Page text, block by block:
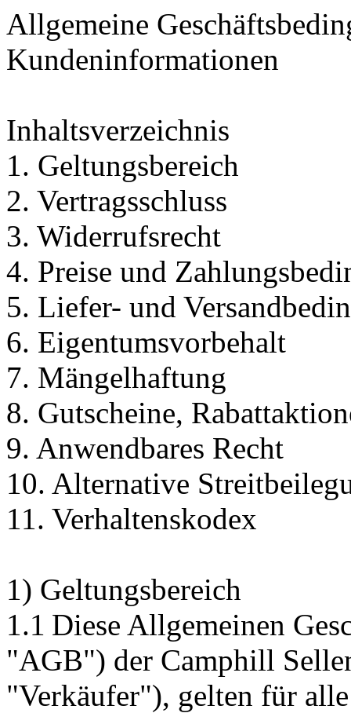
Allgemeine
Kundeninformationen
Inhaltsverzeichnis
1. Geltungsbereich
2. Vertragsschluss
3. Widerrufsrecht
4. Preise und
5. Liefer- und
6. Eigentumsvorbehalt
7. Mängelhaftung
8. Gutscheine,
9. Anwendbares Recht
10. Alternative
11. Verhaltenskodex
1) Geltungsbereich
1.1 Diese Allgemeinen
"AGB") der Camphill
"Verkäufer"), gelten für